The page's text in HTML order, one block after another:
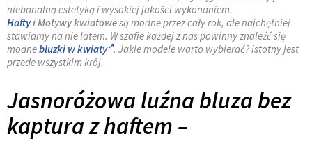
niebanalną estetyką i wysokiej jakości wykonaniem.
Haftyi Motywy kwiatowesą modne przez cały rok, ale najchętniej
stawiamy na nie latem. W szafie każdej z nas powinny znaleźć się
modnebluzki w kwiaty . Jakie modele warto wybierać? Istotny jest
przede wszystkim krój.
Jasnoróżowa luźna bluza bez
kaptura z haftem –